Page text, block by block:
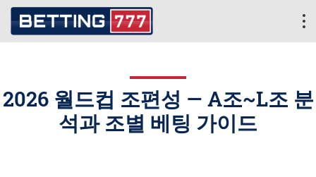
2026 월드컵 조편성 — A조~L조 분
석과 조별 베팅 가이드